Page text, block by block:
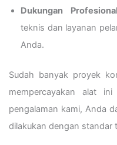
Dukungan
teknis dan layanan
Anda.
Sudah banyak proyek
mempercayakan alat
pengalaman kami, Anda
dilakukan dengan standar